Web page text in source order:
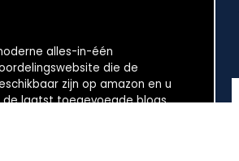
alles-in-één
die de
zijn op amazon en u
laatst toegevoegde blogs.